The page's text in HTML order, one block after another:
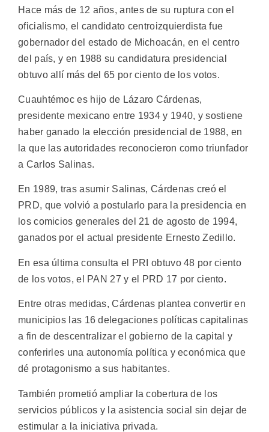
Hace más de 12 años, antes de su ruptura con el
oficialismo, el candidato centroizquierdista fue
gobernador del estado de Michoacán, en el centro
del país, y en 1988 su candidatura presidencial
obtuvo allí más del 65 por ciento de los votos.
Cuauhtémoc es hijo de Lázaro Cárdenas,
presidente mexicano entre 1934 y 1940, y sostiene
haber ganado la elección presidencial de 1988, en
la que las autoridades reconocieron como triunfador
a Carlos Salinas.
En 1989, tras asumir Salinas, Cárdenas creó el
PRD, que volvió a postularlo para la presidencia en
los comicios generales del 21 de agosto de 1994,
ganados por el actual presidente Ernesto Zedillo.
En esa última consulta el PRI obtuvo 48 por ciento
de los votos, el PAN 27 y el PRD 17 por ciento.
Entre otras medidas, Cárdenas plantea convertir en
municipios las 16 delegaciones políticas capitalinas
a fin de descentralizar el gobierno de la capital y
conferirles una autonomía política y económica que
dé protagonismo a sus habitantes.
También prometió ampliar la cobertura de los
servicios públicos y la asistencia social sin dejar de
estimular a la iniciativa privada.